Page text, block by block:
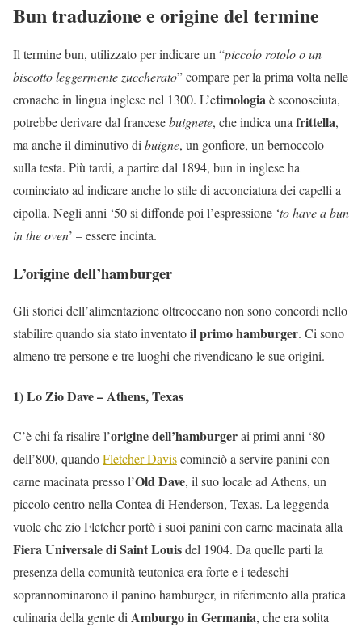
Bun traduzione e origine del termine
Il termine bun, utilizzato per indicare un “piccolo rotolo o un
biscotto leggermente zuccherato” compare per la prima volta nelle
cronache in lingua inglese nel 1300. L’etimologiaè sconosciuta,
potrebbe derivare dal francesebuignete, che indica una frittella,
ma anche il diminutivo di buigne, un gonfiore, un bernoccolo
sulla testa. Più tardi, a partire dal 1894, bun in inglese ha
cominciato ad indicare anche lo stile di acconciatura dei capelli a
cipolla. Negli anni ‘50 si diffonde poi l’espressione ‘to have a bun
in the oven’ – essere incinta.
L’origine dell’hamburger
Gli storici dell’alimentazione oltreoceano non sono concordi nello
stabilire quando sia stato inventatoil primo hamburger. Ci sono
almeno tre persone e tre luoghi che rivendicano le sue origini.
1) Lo Zio Dave – Athens, Texas
C’è chi fa risalire l’origine dell’hamburgerai primi anni ‘80
dell’800, quandoFletcher Daviscominciò a servire panini con
carne macinata presso l’Old Dave, il suo locale ad Athens, un
piccolo centro nella Contea di Henderson, Texas. La leggenda
vuole che zio Fletcher portò i suoi panini con carne macinata alla
Fiera Universale di Saint Louisdel 1904. Da quelle parti la
presenza della comunità teutonica era forte e i tedeschi
soprannominarono il panino hamburger, in riferimento alla pratica
culinaria della gente di Amburgo in Germania, che era solita